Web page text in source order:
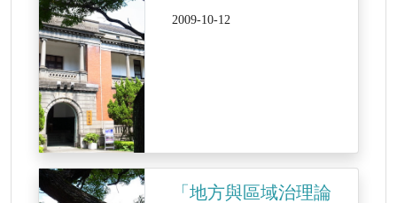
2009-10-12
「地方與區域治理論